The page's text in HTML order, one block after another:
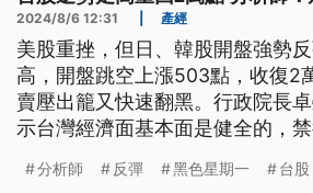
2024/8/6 12:31 產經
美股重挫，但日、韓股開盤強勢
高，開盤跳空上漲503點，收復2
賣壓出籠又快速翻黑。行政院長
示台灣經濟面基本面是健全的，
恐低檔來回打底，建議投資人保守
分析師 反彈 黑色星期一 台股